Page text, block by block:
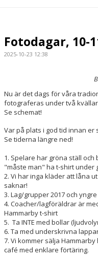
KALENDER
VÅRA LAG/TRÄNARE
BASKETLÄGER!
HAMMARBY LAMPE CHALLENGE
Fotodagar, 10-
2025-10-23 12:38
Nu är det dags för våra
fotograferas under två
Se schemat!
Var på plats i god tid innan er
Se tiderna längre ned!
1. Spelare har gröna ställ
"måste man" ha t-shirt under
2. Vi har inga kläder att låna
saknar!
3. Lag/grupper 2017 och
4. Coacher/lagföräldrar är
Hammarby t-shirt
5. Ta INTE med bollar
6. Ta med underskrivna
7. Vi kommer sälja
café med enklare förtäring.